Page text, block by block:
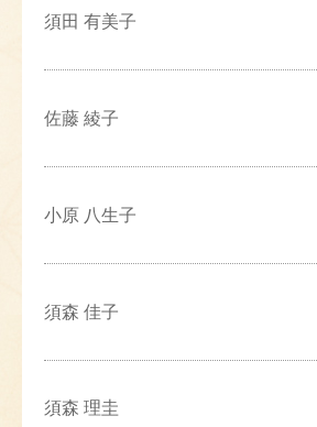
須田 有美子
佐藤 綾子
小原 八生子
須森 佳子
須森 理圭